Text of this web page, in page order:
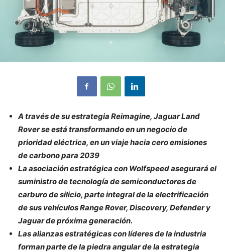
A través de su estrategia Reimagine, Jaguar Land
Rover se está transformando en un negocio de
prioridad eléctrica, en un viaje hacia cero emisiones
de carbono para 2039
La asociación estratégica con Wolfspeed asegurará el
suministro de tecnología de semiconductores de
carburo de silicio, parte integral de la electrificación
de sus vehículos Range Rover, Discovery, Defender y
Jaguar de próxima generación.
Las alianzas estratégicas con líderes de la industria
forman parte de la piedra angular de la estrategia